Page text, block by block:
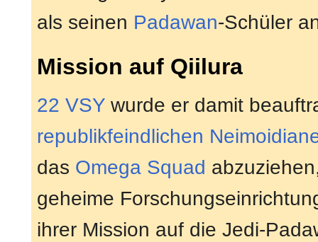
als seinen Padawan-Schüler
Mission auf Qiilura
22 VSY wurde er damit
republikfeindlichen
das Omega Squad
geheime
ihrer Mission auf die Jedi-